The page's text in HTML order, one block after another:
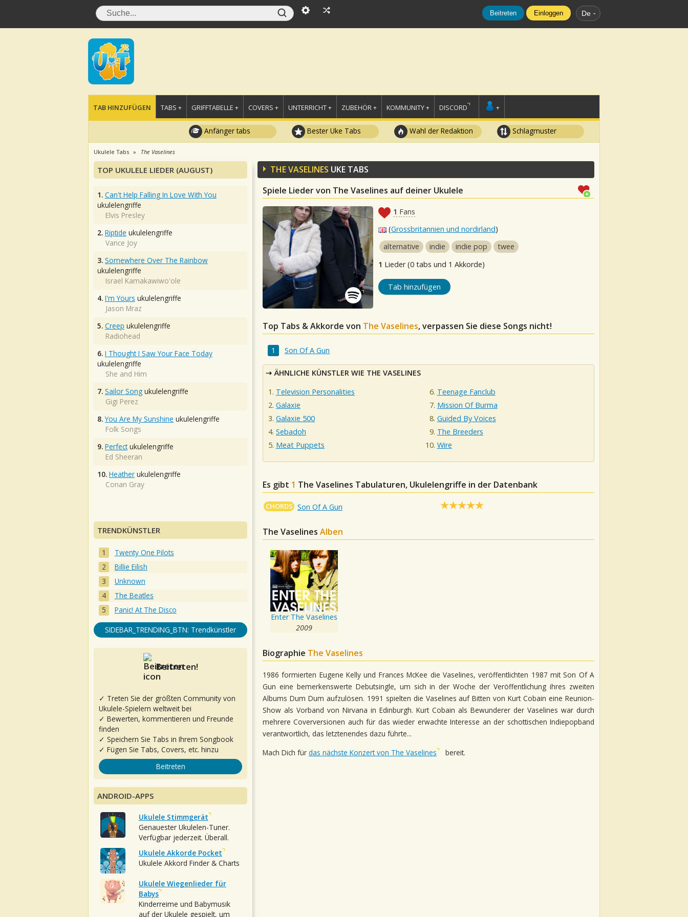
Beitreten Einloggen De
TAB HINZUFÜGEN TABS + GRIFFTABELLE + COVERS + UNTERRICHT + ZUBEHÖR + KOMMUNITY + DISCORD +
Anfänger tabs Bester Uke Tabs Wahl der Redaktion Schlagmuster
Ukulele Tabs The Vaselines
THE VASELINES UKE TABS
Spiele Lieder von The Vaselines auf deiner Ukulele
1 Fans
(Grossbritannien und nordirland)
alternative
indie indie pop
twee
1 Lieder (0 tabs und 1 Akkorde)
Tab hinzufügen
Top Tabs & Akkorde von The Vaselines, verpassen Sie diese Songs nicht!
Son Of A Gun
ÄHNLICHE KÜNSTLER WIE THE VASELINES
Television Personalities
Galaxie
Galaxie 500
Sebadoh
Meat Puppets
Teenage Fanclub
Mission Of Burma
Guided By Voices
The Breeders
Wire
Es gibt 1 The Vaselines Tabulaturen, Ukulelengriffe in der Datenbank
CHORDS Son Of A Gun
The Vaselines Alben
Enter The Vaselines
2009
Biographie The Vaselines
1986 formierten Eugene Kelly und Frances McKee die Vaselines, veröffentlichten 1987 mit Son Of A
Gun eine bemerkenswerte Debutsingle, um sich in der Woche der Veröffentlichung ihres zweiten
Albums Dum Dum aufzulösen. 1991 spielten die Vaselines auf Bitten von Kurt Cobain eine Reunion-
Show als Vorband von Nirvana in Edinburgh. Kurt Cobain als Bewunderer der Vaselines war durch
mehrere Coverversionen auch für das wieder erwachte Interesse an der schottischen Indiepopband
verantwortlich, das letztenendes dazu führte...
Mach Dich für das nächste Konzert von The Vaselines bereit.
TOP UKULELE LIEDER (AUGUST)
1. Can't Help Falling In Love With You
ukulelengriffe
Elvis Presley
2. Riptide ukulelengriffe
Vance Joy
3. Somewhere Over The Rainbow
ukulelengriffe
Israel Kamakawiwo'ole
4. I'm Yours ukulelengriffe
Jason Mraz
5. Creep ukulelengriffe
Radiohead
6. I Thought I Saw Your Face Today
ukulelengriffe
She and Him
7. Sailor Song ukulelengriffe
Gigi Perez
8. You Are My Sunshine ukulelengriffe
Folk Songs
9. Perfectukulelengriffe
Ed Sheeran
10. Heather ukulelengriffe
Conan Gray
TRENDKÜNSTLER
Twenty One Pilots
Billie Eilish
Unknown
The Beatles
Panic! At The Disco
SIDEBAR_TRENDING_BTN: Trendkünstler
Beitreten!
✓ Treten Sie der größten Community von
Ukulele-Spielern weltweit bei
✓ Bewerten, kommentieren und Freunde
finden
✓ Speichern Sie Tabs in Ihrem Songbook
✓ Fügen Sie Tabs, Covers, etc. hinzu
Beitreten
ANDROID-APPS
Ukulele Stimmgerät
Genauester Ukulelen-Tuner.
Verfügbar jederzeit. Überall.
Ukulele Akkorde Pocket
Ukulele Akkord Finder & Charts
Ukulele Wiegenlieder für
Babys
Kinderreime und Babymusik
auf der Ukulele gespielt, um